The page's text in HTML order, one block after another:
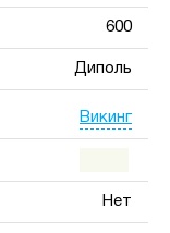
600
Диполь
Викинг
Нет